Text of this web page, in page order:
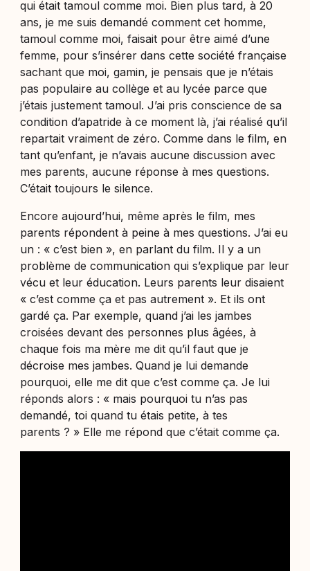
qui était tamoul comme moi. Bien plus tard, à 20
ans, je me suis demandé comment cet homme,
tamoul comme moi, faisait pour être aimé d’une
femme, pour s’insérer dans cette société française
sachant que moi, gamin, je pensais que je n’étais
pas populaire au collège et au lycée parce que
j’étais justement tamoul. J’ai pris conscience de sa
condition d’apatride à ce moment là, j’ai réalisé qu’il
repartait vraiment de zéro. Comme dans le film, en
tant qu’enfant, je n’avais aucune discussion avec
mes parents, aucune réponse à mes questions.
C’était toujours le silence.
Encore aujourd’hui, même après le film, mes
parents répondent à peine à mes questions. J’ai eu
un : « c’est bien », en parlant du film. Il y a un
problème de communication qui s’explique par leur
vécu et leur éducation. Leurs parents leur disaient
« c’est comme ça et pas autrement ». Et ils ont
gardé ça. Par exemple, quand j’ai les jambes
croisées devant des personnes plus âgées, à
chaque fois ma mère me dit qu’il faut que je
décroise mes jambes. Quand je lui demande
pourquoi, elle me dit que c’est comme ça. Je lui
réponds alors : « mais pourquoi tu n’as pas
demandé, toi quand tu étais petite, à tes
parents ? » Elle me répond que c’était comme ça.